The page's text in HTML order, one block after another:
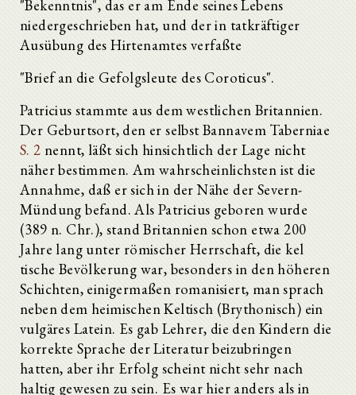
"Bekenntnis", das er am Ende seines Lebens
niedergeschrieben hat, und der in tatkräftiger
Ausübung des Hirtenamtes verfaßte
"Brief an die Gefolgsleute des Coroticus".
Patricius stammte aus dem westlichen Britannien.
Der Geburtsort, den er selbst Bannavem Taberniae
S. 2 nennt, läßt sich hinsichtlich der Lage nicht
näher bestimmen. Am wahrscheinlichsten ist die
Annahme, daß er sich in der Nähe der Severn­
Mündung befand. Als Patricius geboren wurde
(389 n. Chr.), stand Britannien schon etwa 200
Jahre lang unter römischer Herrschaft, die kel
tische Bevölkerung war, besonders in den höheren
Schichten, einigermaßen romanisiert, man sprach
neben dem heimischen Keltisch (Brythonisch) ein
vulgäres Latein. Es gab Lehrer, die den Kindern die
korrekte Sprache der Literatur beizubringen
hatten, aber ihr Erfolg scheint nicht sehr nach
haltig gewesen zu sein. Es war hier anders als in